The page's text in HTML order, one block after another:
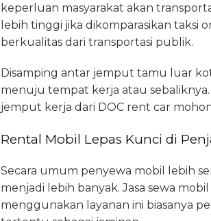
keperluan masyarakat akan
lebih tinggi jika dikomparasikan taksi
berkualitas dari transportasi publik.
Disamping antar jemput tamu luar
menuju tempat kerja atau
jemput kerja dari DOC rent car
Rental Mobil Lepas Kunci di
Secara umum penyewa mobil lebih
menjadi lebih banyak. Jasa sewa
menggunakan layanan ini biasanya